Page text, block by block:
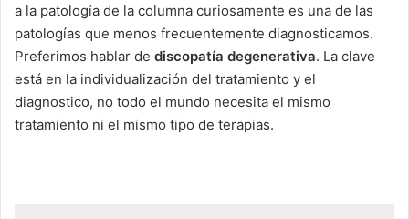
a la patología de la columna curiosamente es una de las
patologías que menos frecuentemente diagnosticamos.
Preferimos hablar de discopatía degenerativa. La clave
está en la individualización del tratamiento y el
diagnostico, no todo el mundo necesita el mismo
tratamiento ni el mismo tipo de terapias.